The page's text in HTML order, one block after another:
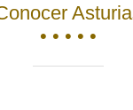
• • • • •